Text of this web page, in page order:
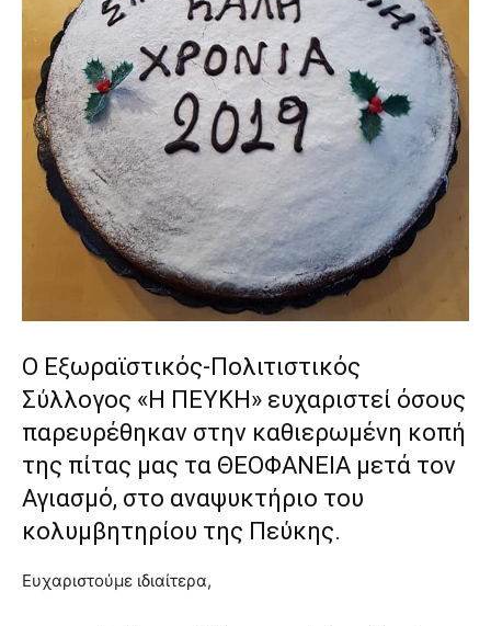
Ο Εξωραϊστικός-Πολιτιστικός
Σύλλογος «Η ΠΕΥΚΗ» ευχαριστεί όσους
παρευρέθηκαν στην καθιερωμένη κοπή
της πίτας μας τα ΘΕΟΦΑΝΕΙΑ μετά τον
Αγιασμό, στο αναψυκτήριο του
κολυμβητηρίου της Πεύκης.
Ευχαριστούμε ιδιαίτερα,